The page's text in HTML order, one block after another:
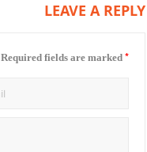
LEAVE A REPLY
Required fields are marked *